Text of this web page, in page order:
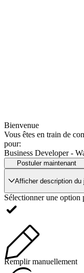
Bienvenue
Vous êtes en train de
pour:
Business Developer -
Postuler maintenant
Afficher description du
Sélectionner une option
Remplir manuellement